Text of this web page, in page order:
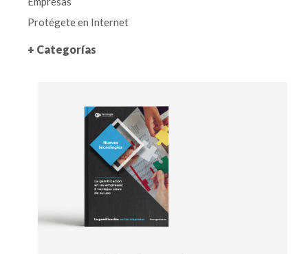
Protégete en Internet
+ Categorías